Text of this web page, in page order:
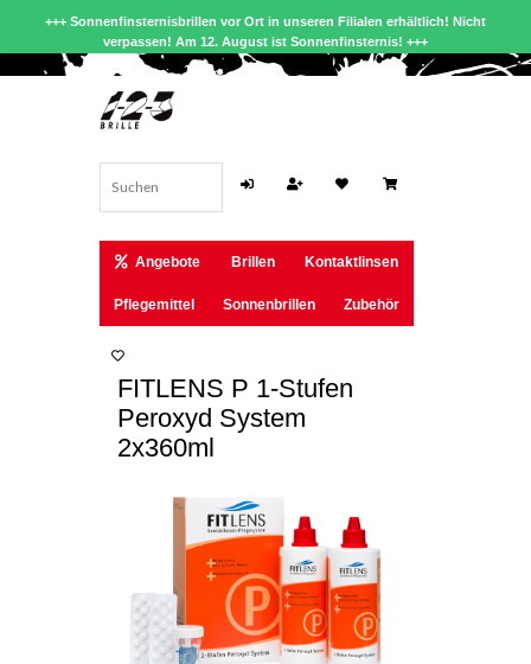
+++ Sonnenfinsternisbrillen vor Ort in unseren Filialen erhältlich! Nicht
verpassen! Am 12. August ist Sonnenfinsternis! +++
Angebote Brillen Kontaktlinsen
Pflegemittel Sonnenbrillen Zubehör
FITLENS P 1-Stufen
Peroxyd System
2x360ml